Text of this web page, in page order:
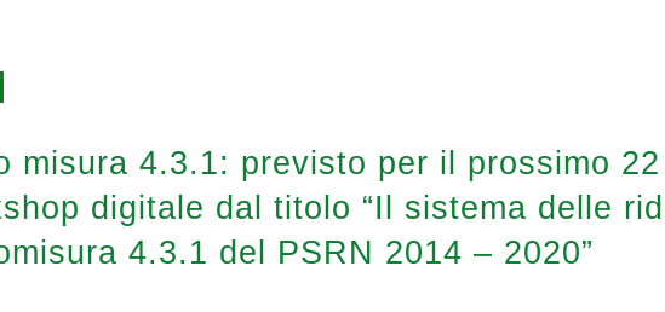
misura 4.3.1: previsto per il prossimo
digitale dal titolo “Il sistema delle
4.3.1 del PSRN 2014 – 2020”